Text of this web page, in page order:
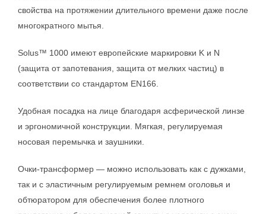
свойства на протяжении длительного времени даже после
многократного мытья.
Solus™ 1000 имеют европейские маркировки K и N
(защита от запотевания, защита от мелких частиц) в
соответствии со стандартом EN166.
Удобная посадка на лице благодаря асферической линзе
и эргономичной конструкции. Мягкая, регулируемая
носовая перемычка и заушники.
Очки-трансформер — можно использовать как с дужками,
так и с эластичным регулируемым ремнем оголовья и
обтюратором для обеспечения более плотного